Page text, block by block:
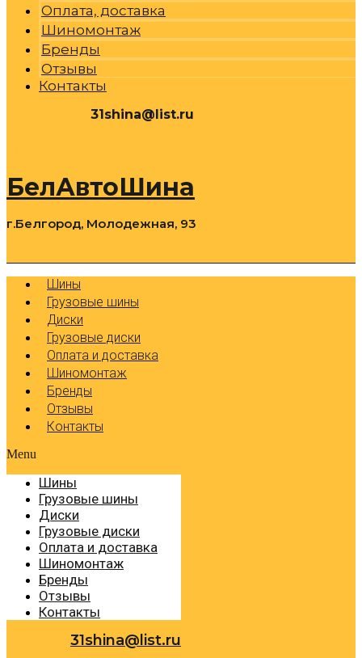
Оплата, доставка
Шиномонтаж
Бренды
Отзывы
Контакты
31shina@list.ru
БелАвтоШина
г.Белгород, Молодежная, 93
Шины
Грузовые шины
Диски
Грузовые диски
Оплата и доставка
Шиномонтаж
Бренды
Отзывы
Контакты
Menu
Шины
Грузовые шины
Диски
Грузовые диски
Оплата и доставка
Шиномонтаж
Бренды
Отзывы
Контакты
31shina@list.ru